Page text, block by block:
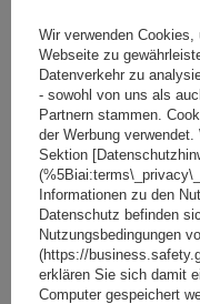
SCHNÄPPCHEN
Wir verwenden
Webseite zu
Datenverkehr zu
- sowohl von uns als
Partnern stammen.
der Werbung
Sektion
Informationen zu den
Datenschutz befinden
Nutzungsbedingungen
(https://
erklären Sie sich damit
Computer gespeichert